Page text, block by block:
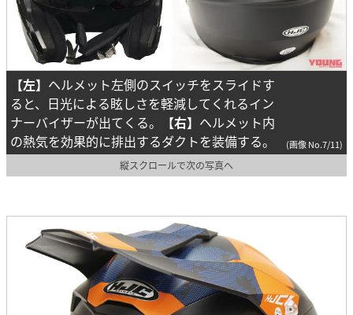
【左】 ヘルメット左側のスイッチをスライドす
ると、日光による眩しさを軽減してくれるイン
ナーバイザーが出てくる。
【右】 ヘルメット内
の熱気を効果的に排出するダクトを装備する。
(画像 No.7/11)
縦スクロールで次の写真へ